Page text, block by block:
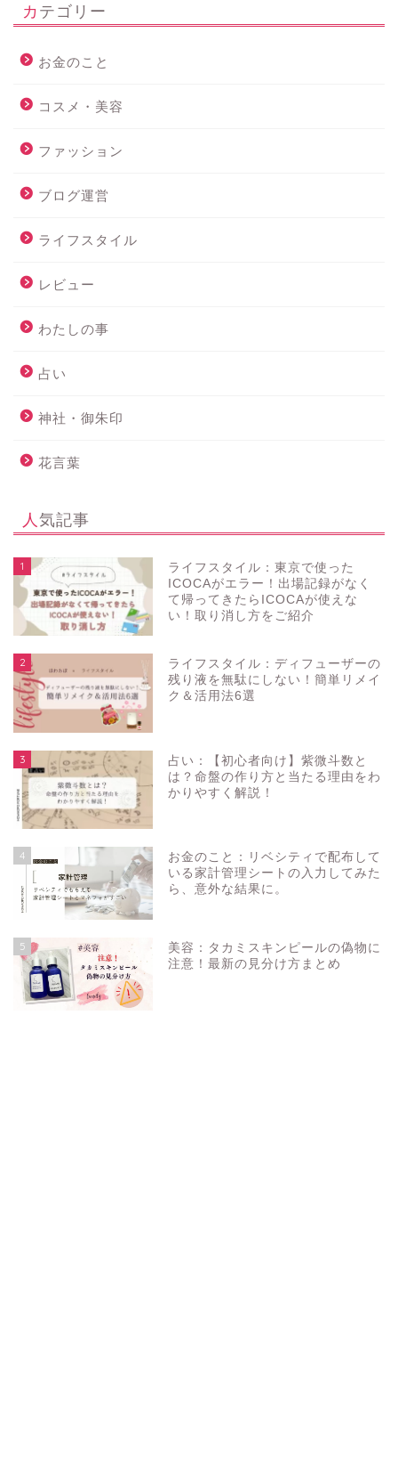
カテゴリー
お金のこと
コスメ・美容
ファッション
ブログ運営
ライフスタイル
レビュー
わたしの事
占い
神社・御朱印
花言葉
人気記事
1
ライフスタイル：東京で使った
ICOCAがエラー！出場記録がなく
て帰ってきたらICOCAが使えな
い！取り消し方をご紹介
2
ライフスタイル：ディフューザーの
残り液を無駄にしない！簡単リメイ
ク＆活用法6選
3
占い：【初心者向け】紫微斗数と
は？命盤の作り方と当たる理由をわ
かりやすく解説！
4
お金のこと：リベシティで配布して
いる家計管理シートの入力してみた
ら、意外な結果に。
5
美容：タカミスキンピールの偽物に
注意！最新の見分け方まとめ